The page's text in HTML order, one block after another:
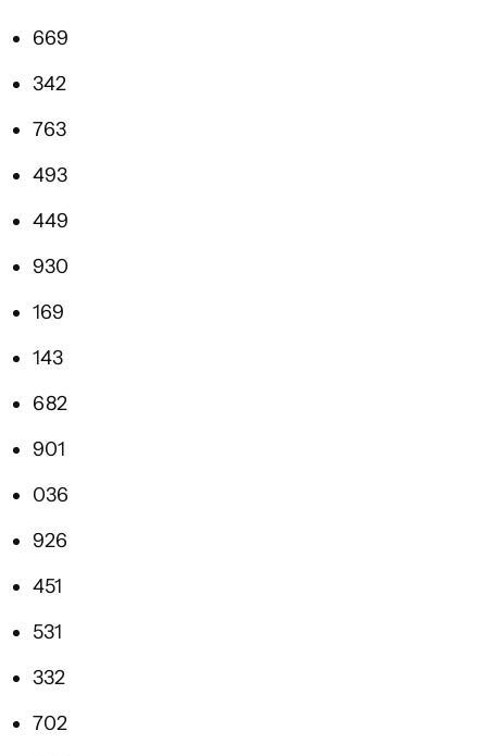
669
342
763
493
449
930
169
143
682
901
036
926
451
531
332
702